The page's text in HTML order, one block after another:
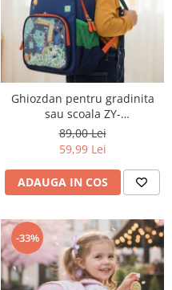
Ghiozdan pentru gradinita
sau scoala ZY-
25122bleumarin/verde
89,00 Lei
59,99 Lei
ADAUGA IN COS
-33%